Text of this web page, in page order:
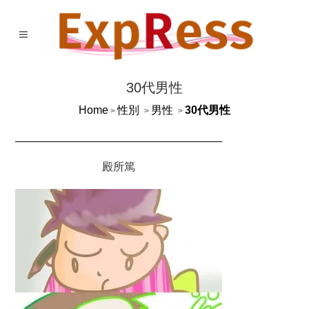
30代男性
Home>性別 > 男性 > 30代男性
殿所篤